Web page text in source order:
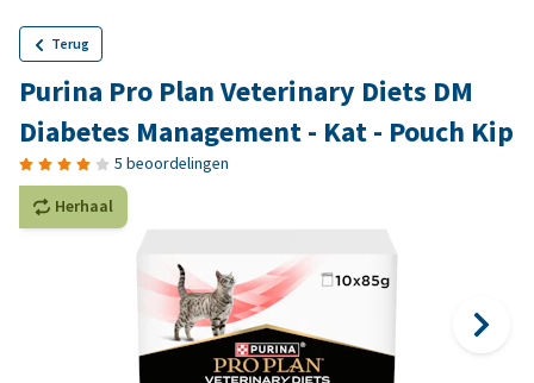
Terug
Purina Pro Plan Veterinary Diets DM
Diabetes Management - Kat - Pouch Kip
5 beoordelingen
Herhaal